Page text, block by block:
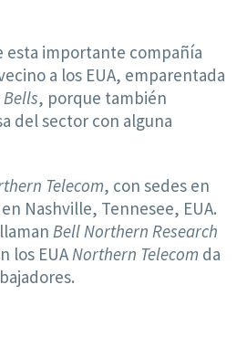
esta importante compañía
a los EUA, emparentada
, porque también
del sector con alguna
Telecom, con sedes en
Nashville, Tennesee, EUA.
Bell Northern Research
los EUANorthern Telecom da